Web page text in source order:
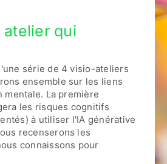
atelier qui
série de 4 visio-ateliers
ensemble sur les liens
mentale. La première
les risques cognitifs
à utiliser l'IA générative
recenserons les
connaissons pour